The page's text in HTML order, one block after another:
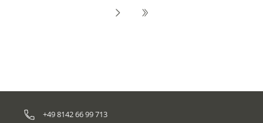
+49 8142 66 99 713